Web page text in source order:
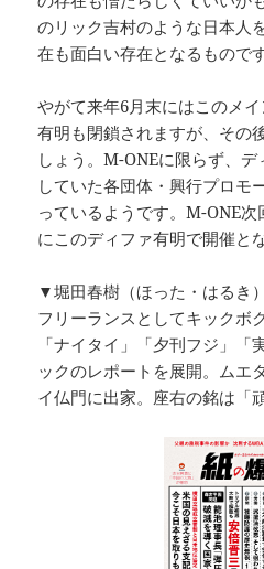
のリック吉村のような日本人
在も面白い存在となるものです
やがて来年6月末にはこのメ
有明も閉鎖されますが、その
しょう。M-ONEに限らず、
していた各団体・興行プロモ
っているようです。M-ONE次
にこのディファ有明で開催と
▼堀田春樹（ほった・はるき
フリーランスとしてキックボ
「ナイタイ」「夕刊フジ」
ックのレポートを展開。ムエ
イ仏門に出家。座右の銘は「